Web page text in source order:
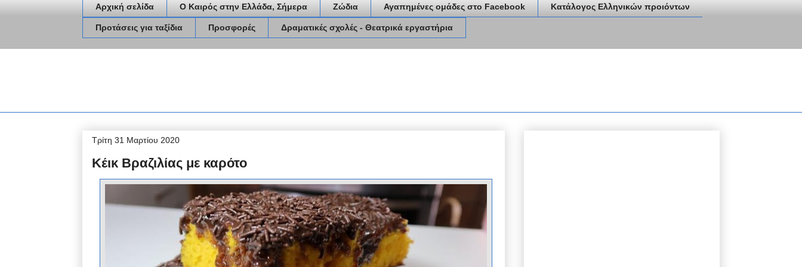
Αρχική σελίδα Ο Καιρός στην Ελλάδα, Σήμερα Ζώδια Αγαπημένες ομάδες στο Facebook Κατάλογος Ελληνικών προιόντων
Προτάσεις για ταξίδια Προσφορές Δραματικές σχολές - Θεατρικά εργαστήρια
Τρίτη 31 Μαρτίου 2020
Κέικ Βραζιλίας με καρότο